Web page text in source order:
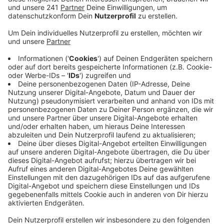
800 Tiere.
Veröffentlicht:Freitag, 08.02.2019 05:59
Anzeige
Artgerechte Haltung – das ist dem Tierheim
besonders wichtig. Ein eigenes Haus oder ein eigener
Garten sind nicht nötig, um ein Tier zu bekommen, sagt
das Tierheim. Trotzdem gibt es Beschränkungen:
Freigänger-Katzen vermittelt das Tierheim z.B. nicht
an Bewerber, die keinen Garten haben und an einer
Hauptverkehrsstraße wohnen. Ein 50-Kilo-Hund mit
Hüftschaden wird nicht an einen Bewerber
herausgegeben, der im dritten Stock ohne Aufzug
wohnt. Eine Altersbeschränkung für Bewerber gebe es
nicht. Zuletzt habe z.B. eine 85-Jährige einen Hund